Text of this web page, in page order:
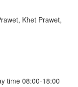
Khet Prawet,
time 08:00-18:00